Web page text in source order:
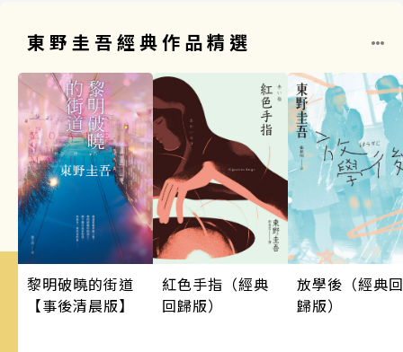
東野圭吾經典作品精選
黎明破曉的街道
【事後清晨版】
紅色手指（經典
回歸版）
放學後（經典回
歸版）